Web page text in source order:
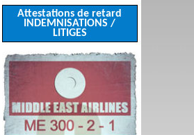
Attestations de retard
INDEMNISATIONS /
LITIGES